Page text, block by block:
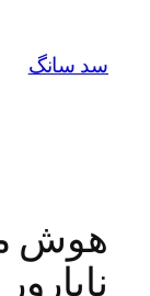
محتواسد سانگ
هوش